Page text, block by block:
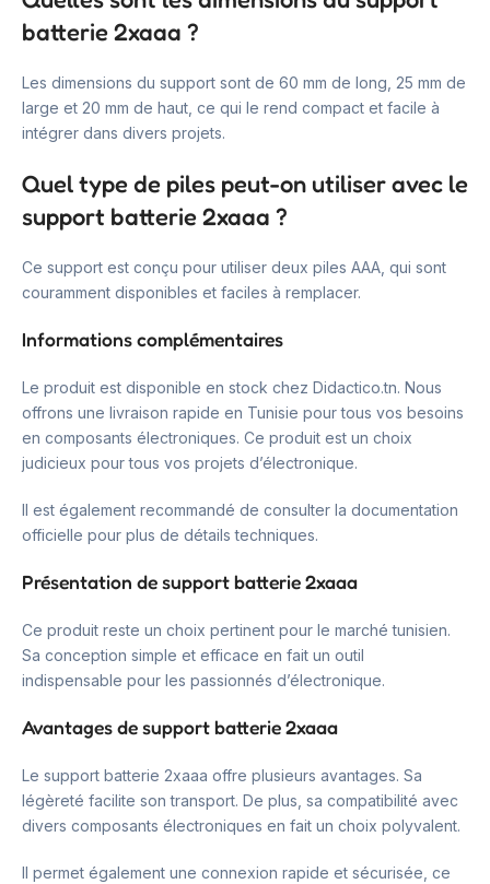
batterie 2xaaa ?
Les dimensions du support sont de 60 mm de long, 25 mm de
large et 20 mm de haut, ce qui le rend compact et facile à
intégrer dans divers projets.
Quel type de piles peut-on utiliser avec le
support batterie 2xaaa ?
Ce support est conçu pour utiliser deux piles AAA, qui sont
couramment disponibles et faciles à remplacer.
Informations complémentaires
Le produit est disponible en stock chez Didactico.tn. Nous
offrons une livraison rapide en Tunisie pour tous vos besoins
en composants électroniques. Ce produit est un choix
judicieux pour tous vos projets d’électronique.
Il est également recommandé de consulter la documentation
officielle pour plus de détails techniques.
Présentation de support batterie 2xaaa
Ce produit reste un choix pertinent pour le marché tunisien.
Sa conception simple et efficace en fait un outil
indispensable pour les passionnés d’électronique.
Avantages de support batterie 2xaaa
Le support batterie 2xaaa offre plusieurs avantages. Sa
légèreté facilite son transport. De plus, sa compatibilité avec
divers composants électroniques en fait un choix polyvalent.
Il permet également une connexion rapide et sécurisée, ce